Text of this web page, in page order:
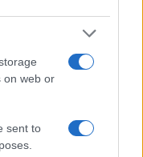
on web or
sent to
inmobiliario y sus